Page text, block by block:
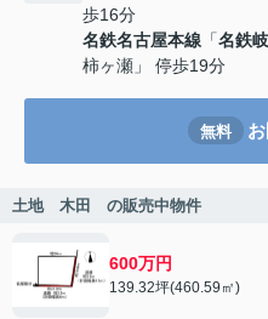
歩16分
名鉄名古屋本線 「名鉄
柿ヶ瀬」 停歩19分
無料
土地 木田 の販売中物件
600万円
139.32坪(460.59㎡)